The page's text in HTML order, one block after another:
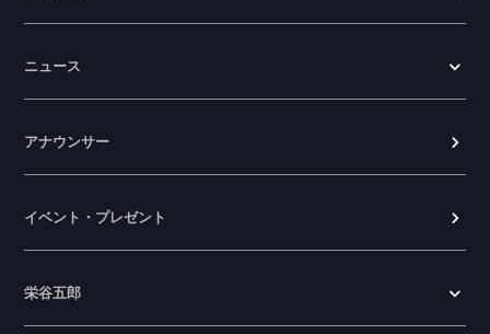
ニュース
アナウンサー
イベント・プレゼント
栄谷五郎